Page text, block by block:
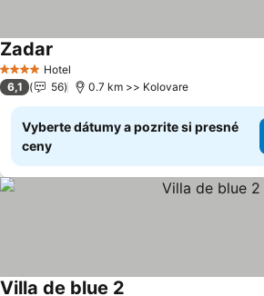
4 Počet hviezdičiek
Hotel
Zadar
6,1 56 0.7 km >> Kolovare
Vyberte dátumy a pozrite si presné
ceny
Villa de blue 2